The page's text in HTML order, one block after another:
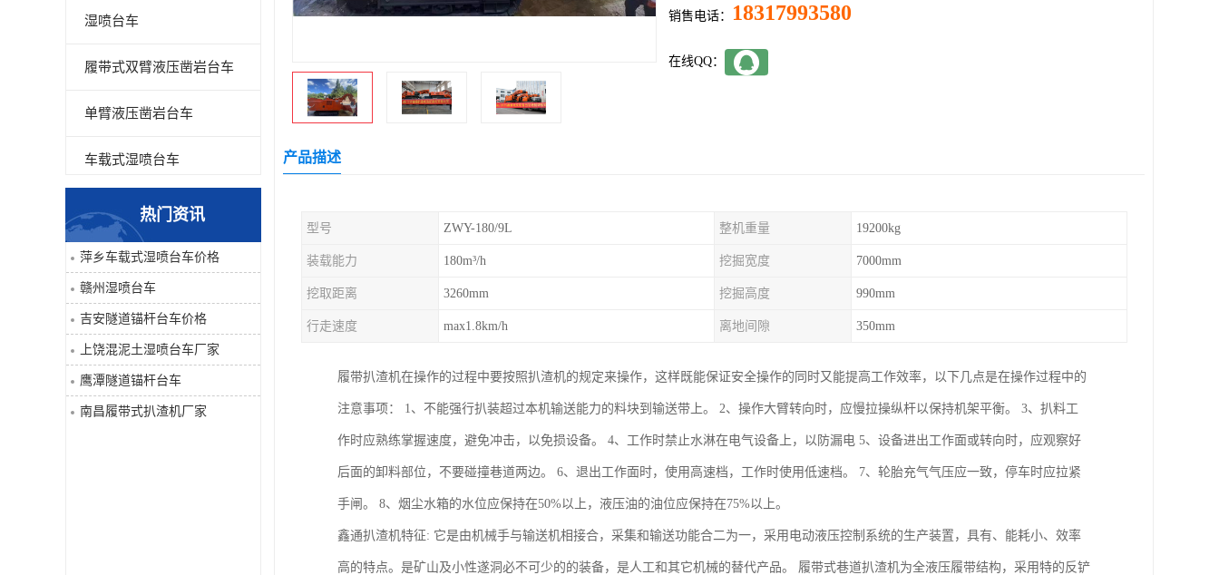
湿喷台车
履带式双臂液压凿岩台车
单臂液压凿岩台车
车载式湿喷台车
多臂凿岩台车
单臂凿岩台车系列
大坡度用履带扒渣机≤32度
隧道锚杆台车
混泥土湿喷台车
热门资讯
萍乡车载式湿喷台车价格
赣州湿喷台车
吉安隧道锚杆台车价格
上饶混泥土湿喷台车厂家
鹰潭隧道锚杆台车
南昌履带式扒渣机厂家
销售电话： 18317993580
在线QQ：
产品描述
型号 ZWY-180/9L 整机重量 19200kg
装载能力 180m³/h 挖掘宽度 7000mm
挖取距离 3260mm 挖掘高度 990mm
行走速度 max1.8km/h 离地间隙 350mm
履带扒渣机在操作的过程中要按照扒渣机的规定来操作，这样既能保证安全操作的同时又能提高工作效率，以下几点是在操作过程中的
注意事项： 1、不能强行扒装超过本机输送能力的料块到输送带上。 2、操作大臂转向时，应慢拉操纵杆以保持机架平衡。 3、扒料工
作时应熟练掌握速度，避免冲击，以免损设备。 4、工作时禁止水淋在电气设备上，以防漏电 5、设备进出工作面或转向时，应观察好
后面的卸料部位，不要碰撞巷道两边。 6、退出工作面时，使用高速档，工作时使用低速档。 7、轮胎充气气压应一致，停车时应拉紧
手闸。 8、烟尘水箱的水位应保持在50%以上，液压油的油位应保持在75%以上。
鑫通扒渣机特征: 它是由机械手与输送机相接合，采集和输送功能合二为一，采用电动液压控制系统的生产装置，具有、能耗小、效率
高的特点。是矿山及小性遂洞必不可少的的装备，是人工和其它机械的替代产品。 履带式巷道扒渣机为全液压履带结构，采用特的反铲